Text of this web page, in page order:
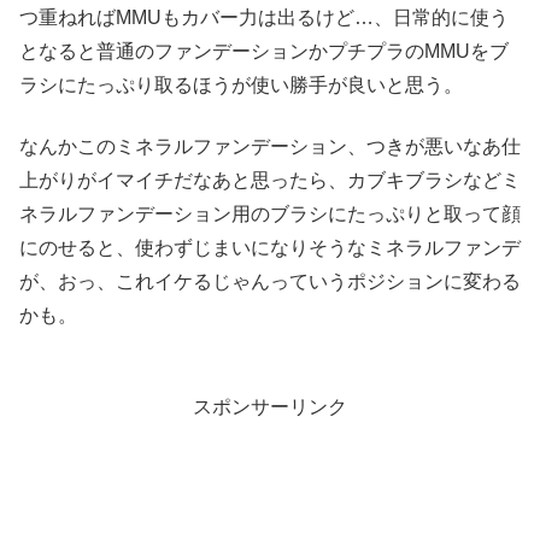
つ重ねればMMUもカバー力は出るけど…、日常的に使う
となると普通のファンデーションかプチプラのMMUをブ
ラシにたっぷり取るほうが使い勝手が良いと思う。
なんかこのミネラルファンデーション、つきが悪いなあ仕
上がりがイマイチだなあと思ったら、カブキブラシなどミ
ネラルファンデーション用のブラシにたっぷりと取って顔
にのせると、使わずじまいになりそうなミネラルファンデ
が、おっ、これイケるじゃんっていうポジションに変わる
かも。
スポンサーリンク